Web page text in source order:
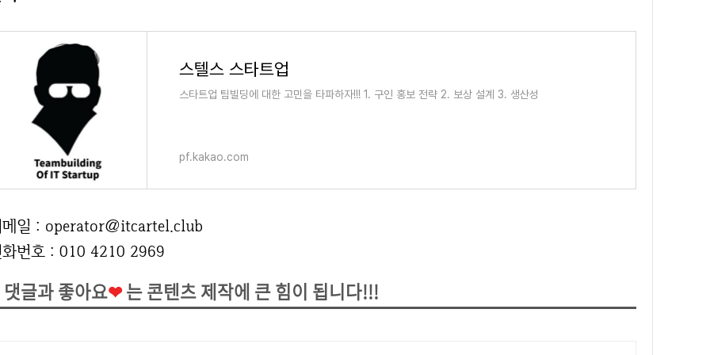
스텔스 스타트업
스타트업 팀빌딩에 대한 고민을 타파하자!!! 1. 구인 홍보 전략 2. 보상 설계 3. 생산성
pf.kakao.com
메일 : operator@itcartel.club
번호 : 010 4210 2969
댓글과 좋아요❤는 콘텐츠 제작에 큰 힘이 됩니다!!!